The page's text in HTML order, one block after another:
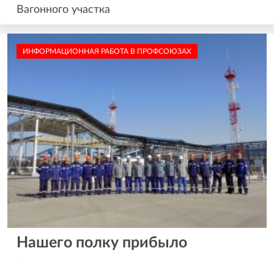
Вагонного участка
ИНФОРМАЦИОННАЯ РАБОТА В ПРОФСОЮЗАХ
Нашего полку прибыло